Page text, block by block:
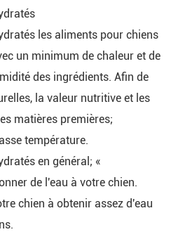
les aliments pour chiens
un minimum de chaleur et de
des ingrédients. Afin de
la valeur nutritive et les
matières premières;
température.
en général; «
de l'eau à votre chien.
chien à obtenir assez d'eau